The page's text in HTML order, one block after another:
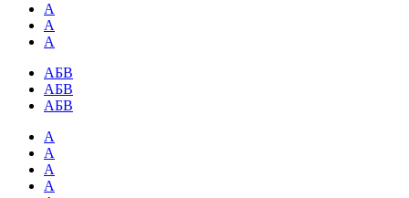
А
А
А
АБВ
АБВ
АБВ
А
А
А
А